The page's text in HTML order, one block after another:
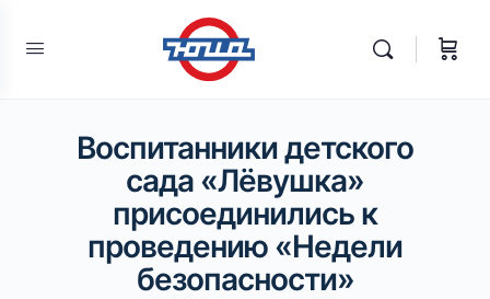
Воспитанники детского
сада «Лёвушка»
присоединились к
проведению «Недели
безопасности»